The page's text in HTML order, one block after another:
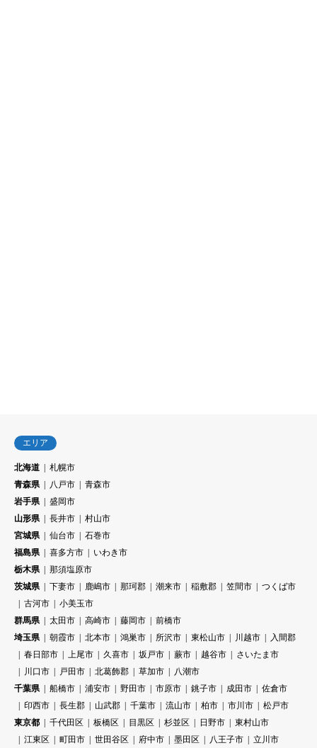
エリア
北海道
札幌市
青森県
八戸市
青森市
岩手県
盛岡市
山形県
長井市
村山市
宮城県
仙台市
石巻市
福島県
喜多方市
いわき市
栃木県
那須塩原市
茨城県
下妻市 鹿嶋市 那珂郡 潮来市 稲敷郡 笠間市
つくば市
古河市
小美玉市
群馬県
太田市 高崎市 藤岡市
前橋市
埼玉県
朝霞市 北本市 鴻巣市 所沢市 東松山市 川越市
入間郡
春日部市
上尾市 久喜市 坂戸市 蕨市 越谷市
さいたま市
川口市
戸田市 北葛飾郡 草加市
八潮市
千葉県
船橋市 浦安市 野田市 市原市 銚子市 成田市
佐倉市
印西市
長生郡 山武郡 千葉市 流山市 柏市 市川市
松戸市
東京都
千代田区 板橋区 目黒区 杉並区 日野市
東村山市
江東区
町田市 世田谷区 府中市 墨田区 八王子市 立川市